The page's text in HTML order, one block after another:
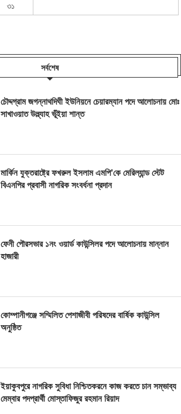
৩১
সর্বশেষ
চৌদ্দগ্রাম জগন্নাথদিঘী ইউনিয়নে চেয়ারম্যান পদে আলোচনায় মোঃ
সাখাওয়াত উল্ল্যাহ ভূঁইয়া শান্ত
মার্কিন যুক্তরাষ্ট্রে ফখরুল ইসলাম এমপি’কে মেরিল্যান্ড স্টেট
বিএনপির প্রবাসী নাগরিক সংবর্ধনা প্রদান
ফেনী পৌরসভার ১নং ওয়ার্ড কাউন্সিলর পদে আলোচনায় মান্নান
হাজারী
কোম্পানীগঞ্জে সম্মিলিত পেশাজীবী পরিষদের বার্ষিক কাউন্সিল
অনুষ্ঠিত
ইয়াকুবপুরে নাগরিক সুবিধা নিশ্চিতকরনে কাজ করতে চান সম্ভাব্য
মেম্বার পদপ্রার্থী মোস্তাফিজুর রহমান রিয়াদ